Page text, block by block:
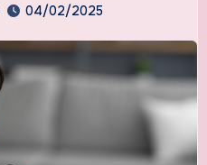
04/02/2025